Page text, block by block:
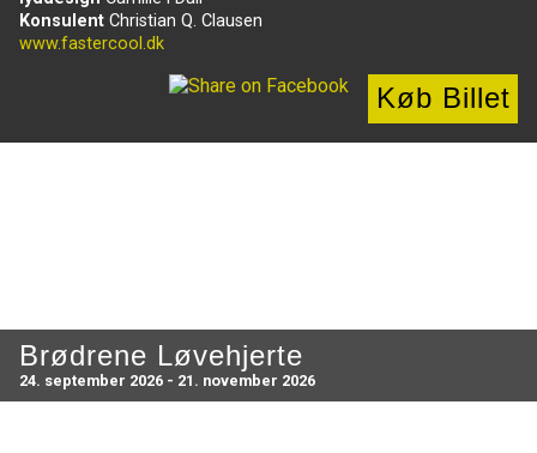
Konsulent Christian Q. Clausen
www.fastercool.dk
Køb Billet
Brødrene Løvehjerte
24. september 2026 - 21. november 2026